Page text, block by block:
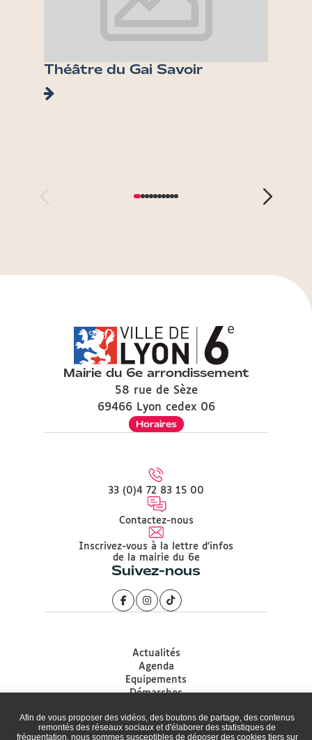
Afin de vous proposer des vidéos, des boutons de partage, des contenus
remontés des réseaux sociaux et d'élaborer des statistiques de
fréquentation, nous sommes susceptibles de déposer des cookies tiers sur
Théâtre du Gai Savoir
Mairie du 6e arrondissement
58 rue de Sèze
69466 Lyon cedex 06
Horaires
33 (0)4 72 83 15 00
Contactez-nous
Inscrivez-vous à la lettre d'infos
de la mairie du 6e
Suivez-nous
Actualités
Agenda
Equipements
Démarches
Accessibilité
Plan du site